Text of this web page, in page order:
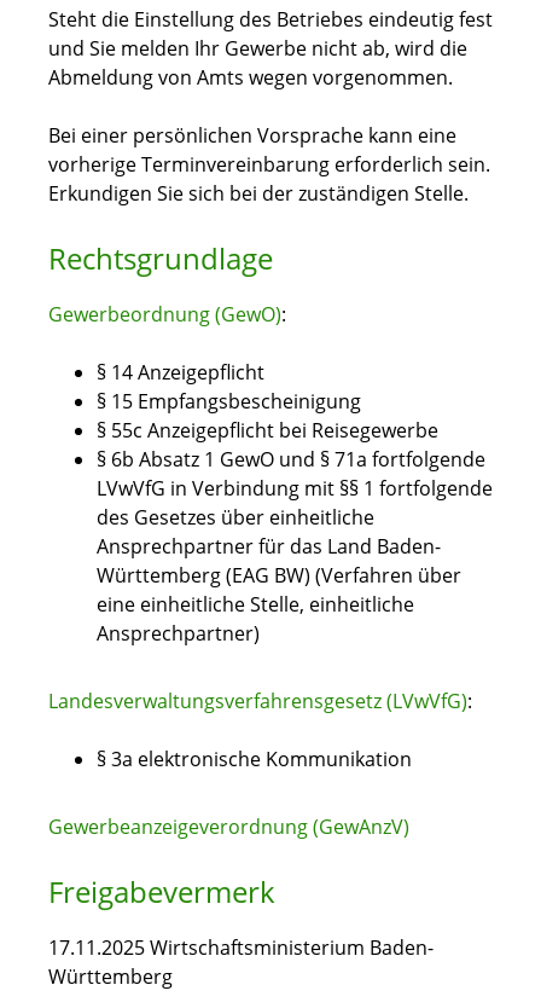
Steht die Einstellung des Betriebes eindeutig fest
und Sie melden Ihr Gewerbe nicht ab, wird die
Abmeldung von Amts wegen vorgenommen.
Bei einer persönlichen Vorsprache kann eine
vorherige Terminvereinbarung erforderlich sein.
Erkundigen Sie sich bei der zuständigen Stelle.
Rechtsgrundlage
Gewerbeordnung (GewO):
§ 14 Anzeigepflicht
§ 15 Empfangsbescheinigung
§ 55c Anzeigepflicht bei Reisegewerbe
§ 6b Absatz 1 GewO und § 71a fortfolgende
LVwVfG in Verbindung mit §§ 1 fortfolgende
des Gesetzes über einheitliche
Ansprechpartner für das Land Baden-
Württemberg(EAG BW) (Verfahren über
eine einheitliche Stelle, einheitliche
Ansprechpartner)
Landesverwaltungsverfahrensgesetz (LVwVfG):
§ 3a elektronische Kommunikation
Gewerbeanzeigeverordnung (GewAnzV)
Freigabevermerk
17.11.2025 Wirtschaftsministerium Baden-
Württemberg